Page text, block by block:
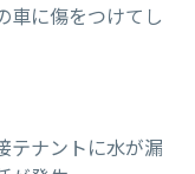
車に傷をつけてし
テナントに水が漏